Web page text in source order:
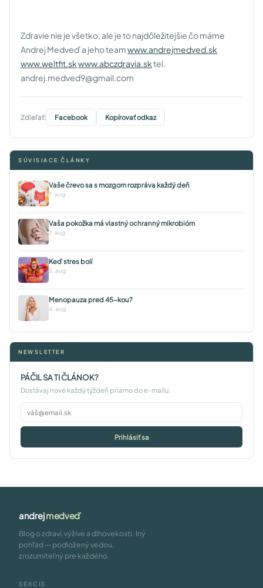
Zdravie nie je všetko, ale je to najdôležitejšie čo máme
Andrej Medveď a jeho teamwww.andrejmedved.sk
www.weltfit.skwww.abczdravia.sktel.
andrej.medved9@gmail.com
Zdieľať: Facebook Kopírovať odkaz
SÚVISIACE ČLÁNKY
Vaše črevo sa s mozgom rozpráva každý deň
7. aug
Vaša pokožka má vlastný ochranný mikrobióm
7. aug
Keď stres bolí
5. aug
Menopauza pred 45-kou?
4. aug
NEWSLETTER
PÁČIL SA TI ČLÁNOK?
Dostávaj nové každý týždeň priamo do e-mailu.
Prihlásiť sa
andrejmedveď
Blog o zdraví, výžive a dlhovekosti. Iný
pohľad — podložený vedou,
zrozumiteľný pre každého.
SEKCIE